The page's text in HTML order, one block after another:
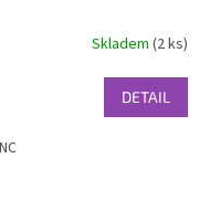
Skladem (2 ks)
DETAIL